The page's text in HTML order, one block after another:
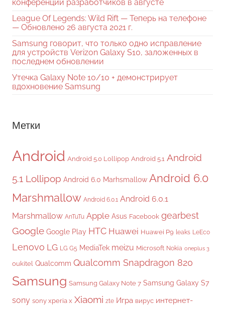
конференции разработчиков в августе
League Of Legends: Wild Rift — Теперь на телефоне
— Обновлено 26 августа 2021 г.
Samsung говорит, что только одно исправление
для устройств Verizon Galaxy S10, заложенных в
последнем обновлении
Утечка Galaxy Note 10/10 + демонстрирует
вдохновение Samsung
Метки
Android Android 5.0 Lollipop Android 5.1 Android
5.1 Lollipop Android 6.0 Marhsmallow Android 6.0
Marshmallow Android 6.0.1 Android 6.0.1
Marshmallow AnTuTu Apple Asus Facebook gearbest
Google Google Play HTC Huawei Huawei P9 leaks LeEco
Lenovo LG LG G5 MediaTek meizu Microsoft Nokia oneplus 3
oukitel Qualcomm Qualcomm Snapdragon 820
Samsung Samsung Galaxy Note 7 Samsung Galaxy S7
sony sony xperia x Xiaomi zte Игра вирус интернет-